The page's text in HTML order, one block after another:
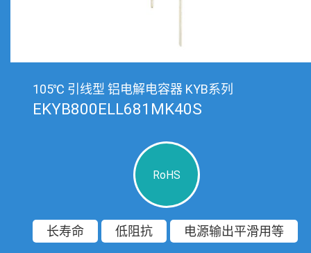
105℃ 引线型 铝电解电容器 KYB系列
EKYB800ELL681MK40S
RoHS
长寿命 低阻抗 电源输出平滑用等